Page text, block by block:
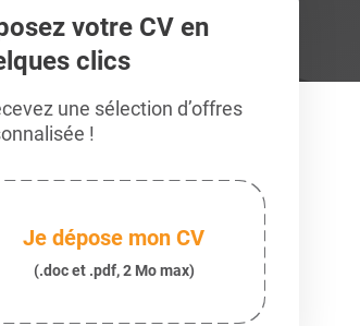
votre CV en
clics
une sélection d’offres
!
Je dépose mon CV
(.doc et .pdf, 2 Mo max)